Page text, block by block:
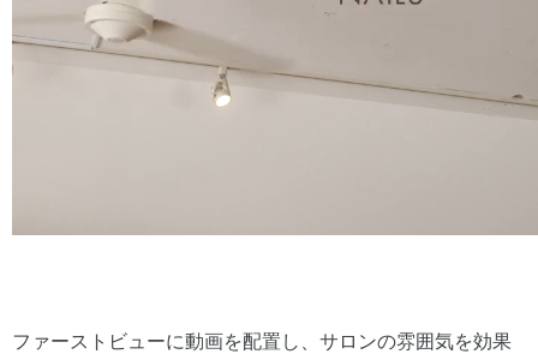
ファーストビューに動画を配置し、サロンの雰囲気を効果